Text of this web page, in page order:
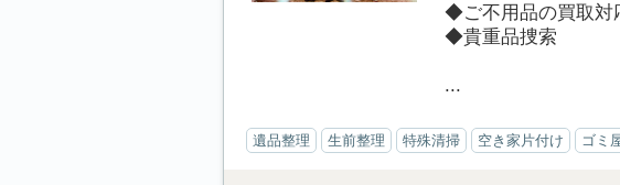
◆ご不用品の買取対
◆貴重品捜索
...
遺品整理 生前整理 特殊清掃 空き家片付け ゴミ